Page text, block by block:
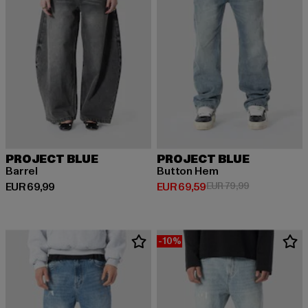
PROJECT BLUE
Barrel
EUR 69,99
Derzeitiger Preis: EUR 69,99
PROJECT BLUE
Button Hem
EUR 69,59
Derzeitiger Preis: EUR 69,59
EUR 79,99Aktionspreis:
-10%